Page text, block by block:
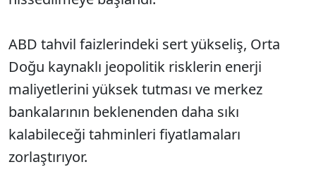
ABD tahvil faizlerindeki sert yükseliş, Orta
Doğu kaynaklı jeopolitik risklerin enerji
maliyetlerini yüksek tutması ve merkez
bankalarının beklenenden daha sıkı
kalabileceği tahminleri fiyatlamaları
zorlaştırıyor.